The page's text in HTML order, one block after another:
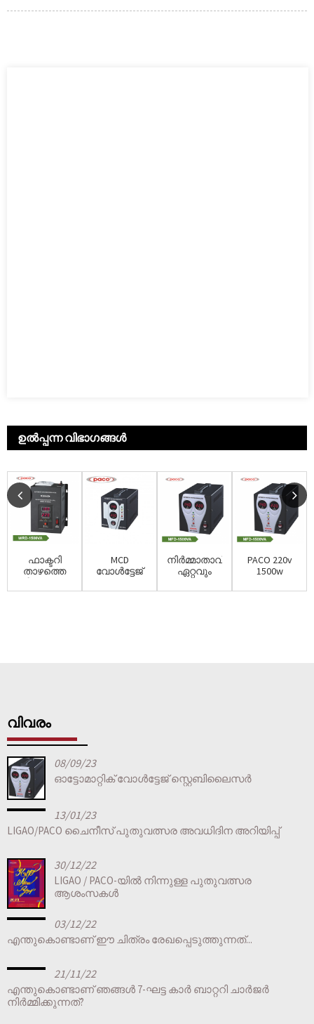
ഉൽപ്പന്ന വിഭാഗങ്ങൾ
ഫാക്ടറി
താഴത്തെ
Tsd സീരീസ്
MCD
വോൾട്ടേജ്
സ്റ്റെബിലൈസർ
നിർമ്മാതാവ്
ഏറ്റവും
വില Ac 220v
PACO 220v
1500w
വോൾട്ടേജ്
വിവരം
08/09/23
ഓട്ടോമാറ്റിക് വോൾട്ടേജ് സ്റ്റെബിലൈസർ
13/01/23
LIGAO/PACO ചൈനീസ് പുതുവത്സര അവധിദിന അറിയിപ്പ്
30/12/22
LIGAO / PACO-യിൽ നിന്നുള്ള പുതുവത്സര
ആശംസകൾ
03/12/22
എന്തുകൊണ്ടാണ് ഈ ചിത്രം രേഖപ്പെടുത്തുന്നത്...
21/11/22
എന്തുകൊണ്ടാണ് ഞങ്ങൾ 7-ഘട്ട കാർ ബാറ്ററി ചാർജർ
നിർമ്മിക്കുന്നത്?